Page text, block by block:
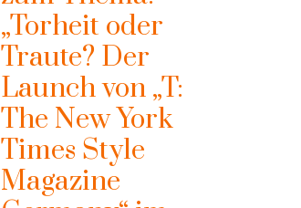
„Torheit oder
Traute? Der
Launch von „T:
The New York
Times Style
Magazine